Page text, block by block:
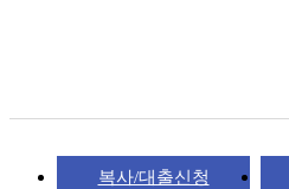
복사/대출신청